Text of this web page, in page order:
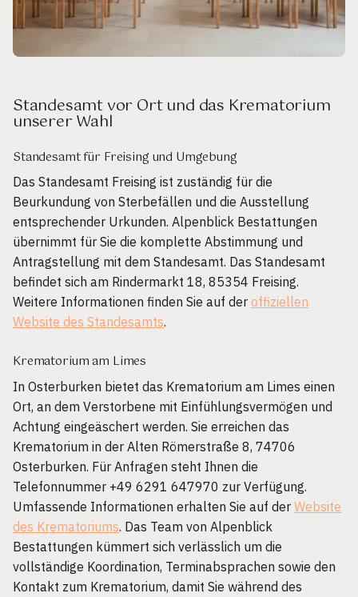
Standesamt vor Ort und das Krematorium
unserer Wahl
Standesamt für Freising und Umgebung
Das Standesamt Freising ist zuständig für die
Beurkundung von Sterbefällen und die Ausstellung
entsprechender Urkunden. Alpenblick Bestattungen
übernimmt für Sie die komplette Abstimmung und
Antragstellung mit dem Standesamt. Das Standesamt
befindet sich am Rindermarkt 18, 85354 Freising.
Weitere Informationen finden Sie auf der offiziellen
Website des Standesamts.
Krematorium am Limes
In Osterburken bietet das Krematorium am Limes einen
Ort, an dem Verstorbene mit Einfühlungsvermögen und
Achtung eingeäschert werden. Sie erreichen das
Krematorium in der Alten Römerstraße 8, 74706
Osterburken. Für Anfragen steht Ihnen die
Telefonnummer +49 6291 647970 zur Verfügung.
Umfassende Informationen erhalten Sie auf der Website
des Krematoriums. Das Team von Alpenblick
Bestattungen kümmert sich verlässlich um die
vollständige Koordination, Terminabsprachen sowie den
Kontakt zum Krematorium, damit Sie während des